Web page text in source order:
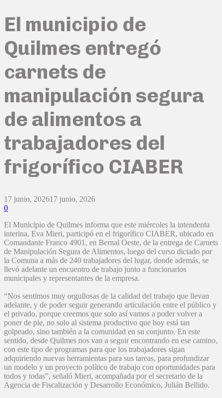
El municipio de
Quilmes entregó
carnets de
manipulación segura
de alimentos a
trabajadores del
frigorífico CIABER
17 junio, 202617 junio, 2026
0
El Municipio de Quilmes informa que este miércoles la intendenta
interina, Eva Mieri, participó en el frigorífico CIABER, ubicado en
Comandante Franco 4901, en Bernal Oeste, de la entrega de Carnets
de Manipulación Segura de Alimentos, luego del curso dictado por
la Comuna a más de 240 trabajadores del lugar, donde además, se
llevó adelante un encuentro de trabajo junto a funcionarios
municipales y representantes de la empresa.
“Nos sentimos muy orgullosas de la calidad del trabajo que llevan
adelante, y de poder seguir generando articulación entre el público y
el privado, porque creemos que solo así vamos a poder volver a
poner de pie, no solo al sistema productivo que hoy está tan
golpeado, sino también a la comunidad en su conjunto. En este
sentido, desde Quilmes nos van a seguir encontrando en ese camino,
con este tipo de programas para que los trabajadores sigan
adquiriendo nuevas herramientas para sus tareas, para profundizar
un modelo y un proyecto político de trabajo con oportunidades para
todos y todas”, señaló Mieri, acompañada por el secretario de la
Agencia de Fiscalización y Desarrollo Económico, Julián Bellido.